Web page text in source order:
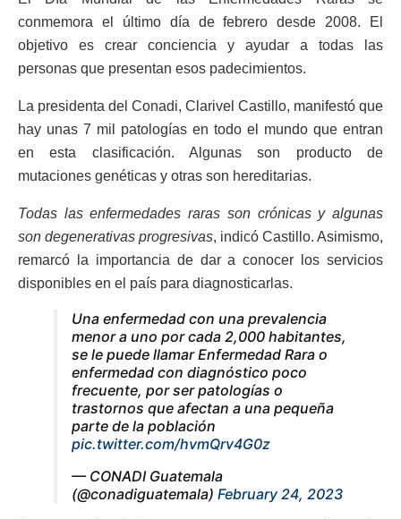
conmemora el último día de febrero desde 2008. El
objetivo es crear conciencia y ayudar a todas las
personas que presentan esos padecimientos.
La presidenta del Conadi, Clarivel Castillo, manifestó que
hay unas 7 mil patologías en todo el mundo que entran
en esta clasificación. Algunas son producto de
mutaciones genéticas y otras son hereditarias.
Todas las enfermedades raras son crónicas y algunas
son degenerativas progresivas, indicó Castillo. Asimismo,
remarcó la importancia de dar a conocer los servicios
disponibles en el país para diagnosticarlas.
Una enfermedad con una prevalencia
menor a uno por cada 2,000 habitantes,
se le puede llamar Enfermedad Rara o
enfermedad con diagnóstico poco
frecuente, por ser patologías o
trastornos que afectan a una pequeña
parte de la población
pic.twitter.com/hvmQrv4G0z
— CONADI Guatemala
(@conadiguatemala) February 24, 2023